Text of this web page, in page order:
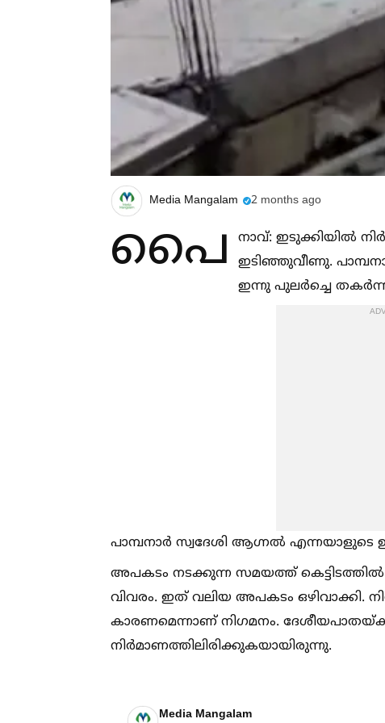
Media Mangalam 2 months ago
പൈ
നാവ്: ഇടുക്കിയില്‍
ഇടിഞ്ഞുവീണു.
ഇന്നു പുലർച്ചെ
പാമ്പനാർ സ്വദേശി ആഗ്നല്‍ എന്നയാളുടെ
അപകടം നടക്കുന്ന സമയത്ത്
വിവരം. ഇത് വലിയ അപകടം
കാരണമെന്നാണ് നിഗമനം.
നിർമാണത്തിലിരിക്കുകയായിരുന്നു.
Media Mangalam